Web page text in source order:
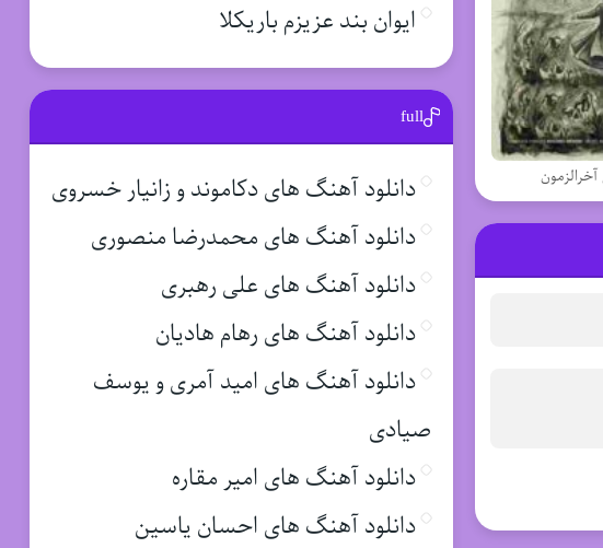
آخرالزمون
ایوان بند عزیزم باریکلا
full
دانلود آهنگ های دکاموند و زانیار خسروی
دانلود آهنگ های محمدرضا منصوری
دانلود آهنگ های علی رهبری
دانلود آهنگ های رهام هادیان
دانلود آهنگ های امید آمری و یوسف
صیادی
دانلود آهنگ های امیر مقاره
دانلود آهنگ های احسان یاسین